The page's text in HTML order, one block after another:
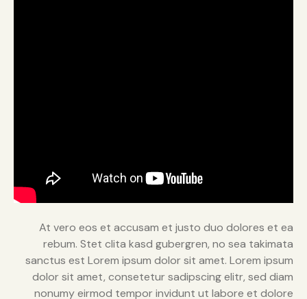
At vero eos et accusam et justo duo dolores et ea
rebum. Stet clita kasd gubergren, no sea takimata
sanctus est Lorem ipsum dolor sit amet. Lorem ipsum
dolor sit amet, consetetur sadipscing elitr, sed diam
nonumy eirmod tempor invidunt ut labore et dolore